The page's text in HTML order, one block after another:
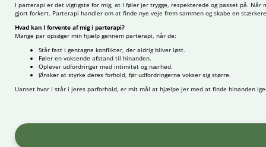
I parterapi er det vigtigste for mig, at I føler jer trygge, respekterede og passet på.
gjort forkert. Parterapi handler om at finde nye veje frem sammen og skabe en
Hvad kan I forvente af mig i parterapi?
Mange par opsøger min hjælp gennem parterapi, når de:
Står fast i gentagne konflikter, der aldrig bliver løst.
Føler en voksende afstand til hinanden.
Oplever udfordringer med intimitet og nærhed.
Ønsker at styrke deres forhold, før udfordringerne vokser sig større.
Uanset hvor I står i jeres parforhold, er mit mål at hjælpe jer med at finde hinanden